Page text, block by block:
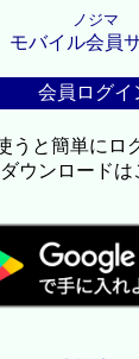
ノジマ
モバイル会員
会員ログイ
うと簡単にロ
ダウンロードは